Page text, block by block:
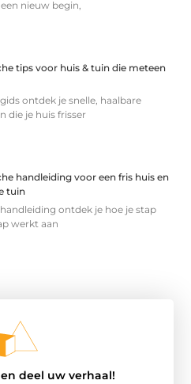
nieuw begin,
tips voor huis & tuin die meteen
ontdek je snelle, haalbare
die je huis frisser
handleiding voor een fris huis en
tuin
ontdek je hoe je stap
werkt aan
deel uw verhaal!